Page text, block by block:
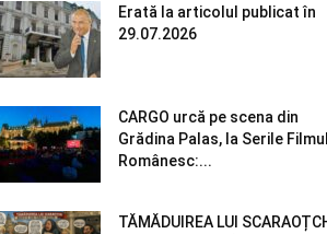
Erată la articolul publicat în
29.07.2026
CARGO urcă pe scena din
Grădina Palas, la Serile
Românesc:...
TĂMĂDUIREA LUI